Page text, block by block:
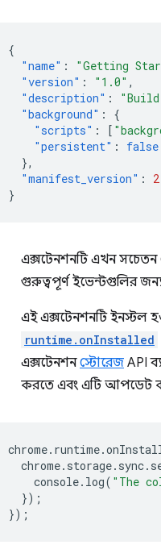
{
"name" : "Getting
"version" : "1.0" ,
"description" :
"background" :
{
"scripts" : [
"persistent" :
false
},
"manifest_version" :
2
}
এক্সটেনশনটি এখন সচেতন
গুরুত্বপূর্ণ ইভেন্টগুলির জন্য
এই এক্সটেনশনটি ইনস্টল
runtime.onInstalled
এক্সটেনশনস্টোরেজ API
করতে এবং এটি আপডেট
chrome. runtime.
chrome. storage. sync.
console. log( "The
});
});